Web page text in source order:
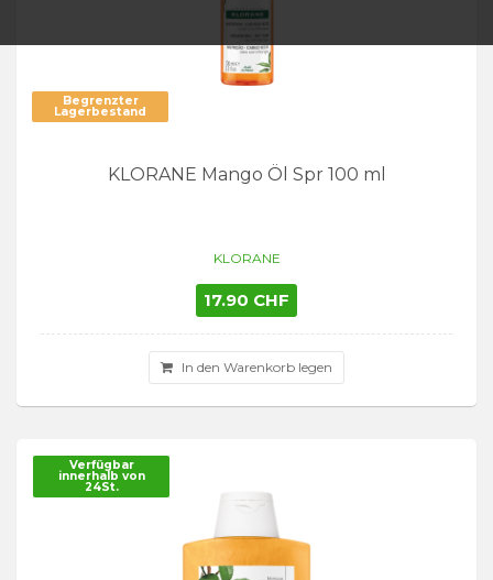
Begrenzter
Lagerbestand
KLORANE Mango Öl Spr 100 ml
KLORANE
17.90 CHF
In den Warenkorb legen
Verfügbar
innerhalb von
24St.